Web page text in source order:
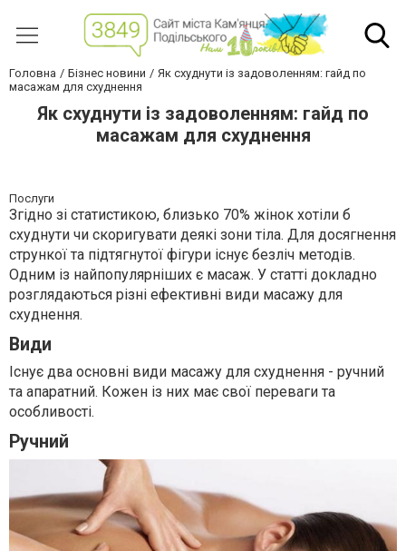
Головна Бізнес новини
Як схуднути із задоволенням: гайд по
масажам для схуднення
Як схуднути із задоволенням: гайд по
масажам для схуднення
Послуги
Згідно зі статистикою, близько 70% жінок хотіли б
схуднути чи скоригувати деякі зони тіла. Для досягнення
стрункої та підтягнутої фігури існує безліч методів.
Одним із найпопулярніших є масаж. У статті докладно
розглядаються різні ефективні види масажу для
схуднення.
Види
Існує два основні види масажу для схуднення - ручний
та апаратний. Кожен із них має свої переваги та
особливості.
Ручний